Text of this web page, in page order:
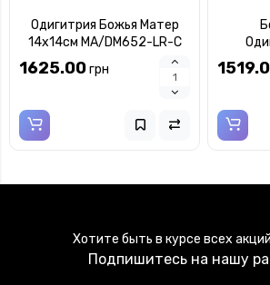
Одигитрия Божья Матер
14x14см MA/DM652-LR-C
1625.00грн
Хотите быть в курсе всех
Подпишитесь на нашу